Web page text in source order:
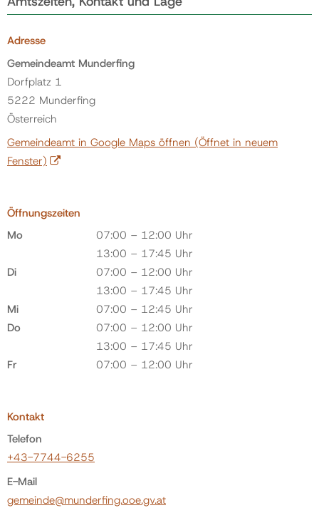
Adresse
Gemeindeamt Munderfing
Dorfplatz 1
5222 Munderfing
Österreich
Gemeindeamt in Google Maps öffnen (Öffnet in neuem
Fenster)
Öffnungszeiten
Mo
07:00 – 12:00 Uhr
13:00 – 17:45 Uhr
Di
07:00 – 12:00 Uhr
13:00 – 17:45 Uhr
Mi
07:00 – 12:45 Uhr
Do
07:00 – 12:00 Uhr
13:00 – 17:45 Uhr
Fr
07:00 – 12:00 Uhr
Kontakt
Telefon
+43-7744-6255
E-Mail
gemeinde@munderfing.ooe.gv.at